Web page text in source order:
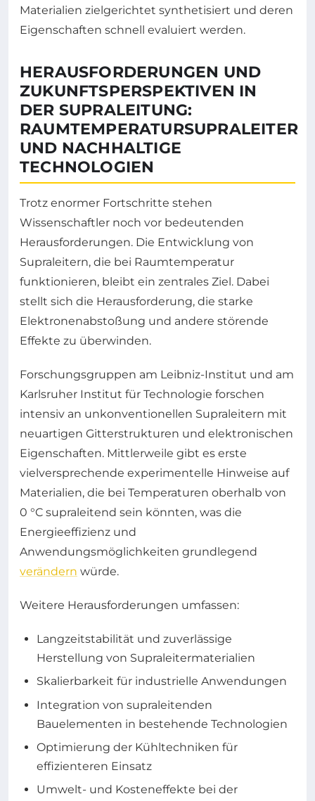
Materialien zielgerichtet synthetisiert und deren
Eigenschaften schnell evaluiert werden.
HERAUSFORDERUNGEN UND
ZUKUNFTSPERSPEKTIVEN IN
DER SUPRALEITUNG:
RAUMTEMPERATURSUPRALEITER
UND NACHHALTIGE
TECHNOLOGIEN
Trotz enormer Fortschritte stehen
Wissenschaftler noch vor bedeutenden
Herausforderungen. Die Entwicklung von
Supraleitern, die bei Raumtemperatur
funktionieren, bleibt ein zentrales Ziel. Dabei
stellt sich die Herausforderung, die starke
Elektronenabstoßung und andere störende
Effekte zu überwinden.
Forschungsgruppen am Leibniz-Institut und am
Karlsruher Institut für Technologie forschen
intensiv an unkonventionellen Supraleitern mit
neuartigen Gitterstrukturen und elektronischen
Eigenschaften. Mittlerweile gibt es erste
vielversprechende experimentelle Hinweise auf
Materialien, die bei Temperaturen oberhalb von
0 °C supraleitend sein könnten, was die
Energieeffizienz und
Anwendungsmöglichkeiten grundlegend
verändern würde.
Weitere Herausforderungen umfassen:
Langzeitstabilität und zuverlässige
Herstellung von Supraleitermaterialien
Skalierbarkeit für industrielle Anwendungen
Integration von supraleitenden
Bauelementen in bestehende Technologien
Optimierung der Kühltechniken für
effizienteren Einsatz
Umwelt- und Kosteneffekte bei der